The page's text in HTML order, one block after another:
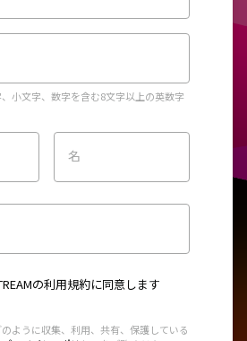
小文字、数字を含む8文字以上の英数字
名
の利用規約に同意します
ように収集、利用、共有、保護している